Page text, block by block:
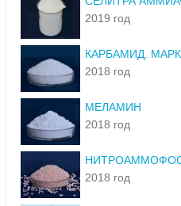
2019 год
КАРБАМИД.
2018 год
МЕЛАМИН
2018 год
2018 год